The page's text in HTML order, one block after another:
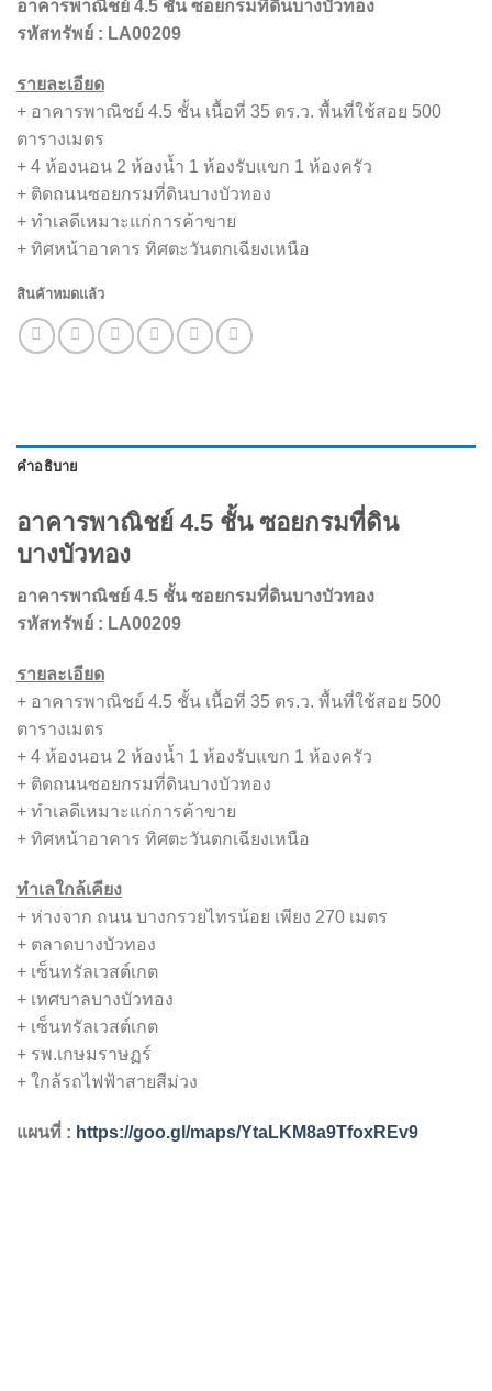
อาคารพาณิชย์ 4.5 ชั้น ซอยกรมที่ดินบางบัวทอง
รหัสทรัพย์ : LA00209
รายละเอียด
+ อาคารพาณิชย์ 4.5 ชั้น เนื้อที่ 35 ตร.ว. พื้นที่ใช้สอย 500
ตารางเมตร
+ 4 ห้องนอน 2 ห้องน้ำ 1 ห้องรับแขก 1 ห้องครัว
+ ติดถนนซอยกรมที่ดินบางบัวทอง
+ ทำเลดีเหมาะแก่การค้าขาย
+ ทิศหน้าอาคาร ทิศตะวันตกเฉียงเหนือ
สินค้าหมดแล้ว
คำอธิบาย
อาคารพาณิชย์ 4.5 ชั้น ซอยกรมที่ดิน
บางบัวทอง
อาคารพาณิชย์ 4.5 ชั้น ซอยกรมที่ดินบางบัวทอง
รหัสทรัพย์ : LA00209
รายละเอียด
+ อาคารพาณิชย์ 4.5 ชั้น เนื้อที่ 35 ตร.ว. พื้นที่ใช้สอย 500
ตารางเมตร
+ 4 ห้องนอน 2 ห้องน้ำ 1 ห้องรับแขก 1 ห้องครัว
+ ติดถนนซอยกรมที่ดินบางบัวทอง
+ ทำเลดีเหมาะแก่การค้าขาย
+ ทิศหน้าอาคาร ทิศตะวันตกเฉียงเหนือ
ทำเลใกล้เคียง
+ ห่างจาก ถนน บางกรวยไทรน้อย เพียง 270 เมตร
+ ตลาดบางบัวทอง
+ เซ็นทรัลเวสต์เกต
+ เทศบาลบางบัวทอง
+ เซ็นทรัลเวสต์เกต
+ รพ.เกษมราษฏร์
+ ใกล้รถไฟฟ้าสายสีม่วง
แผนที่ : https://goo.gl/maps/YtaLKM8a9TfoxREv9